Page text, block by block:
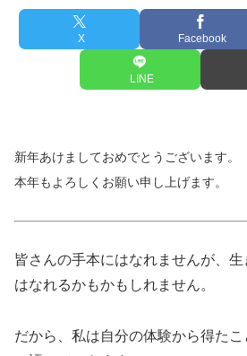
X Facebook
LINE
新年あけましておめでとうございます。
本年もよろしくお願い申し上げます。
皆さんの手本にはなれませんが、
はなれるかもかもしれません。
だから、私は自分の体験から得た